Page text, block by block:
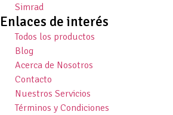
Simrad
Enlaces de interés
Todos los productos
Blog
Acerca de Nosotros
Contacto
Nuestros Servicios
Términos y Condiciones